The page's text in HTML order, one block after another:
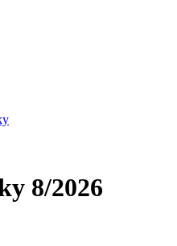
8/2026